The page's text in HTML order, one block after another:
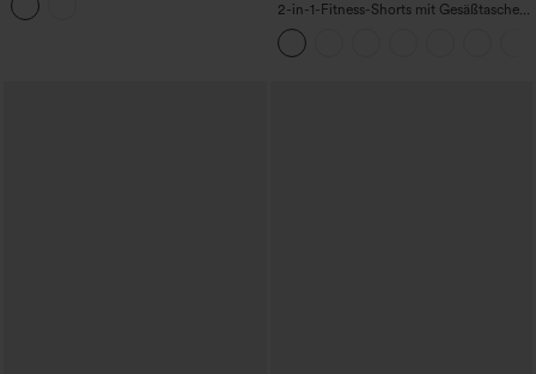
2-in-1-Fitness-Shorts mit Gesäßtasche
und seitlicher versteckter Tasche 6,3 cm